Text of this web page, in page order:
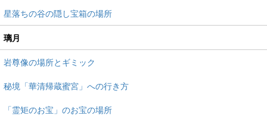
星落ちの谷の隠し宝箱の場所
璃月
岩尊像の場所とギミック
秘境「華清帰蔵蜜宮」への行き方
「霊矩のお宝」のお宝の場所